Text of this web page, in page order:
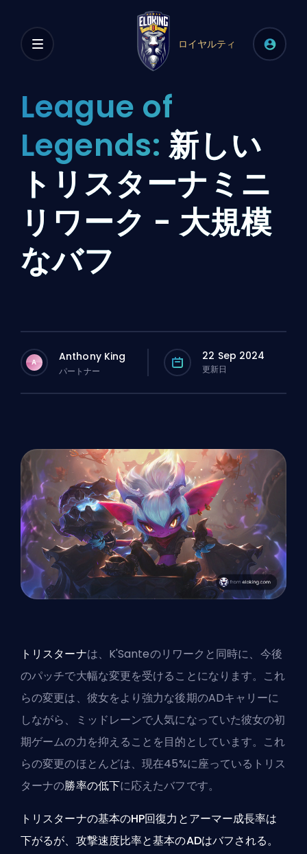
ロイヤルティ
League of
Legends: 新しい
トリスターナミニ
リワーク - 大規模
なバフ
A Anthony King
パートナー
22 Sep 2024
更新日
トリスターナは、K'Santeのリワークと同時に、今後
のパッチで大幅な変更を受けることになります。これ
らの変更は、彼女をより強力な後期のADキャリーに
しながら、ミッドレーンで人気になっていた彼女の初
期ゲームの力を抑えることを目的としています。これ
らの変更のほとんどは、現在45%に座っているトリス
ターナの勝率の低下に応えたバフです。
トリスターナの基本のHP回復力とアーマー成長率は
下がるが、攻撃速度比率と基本のADはバフされる。